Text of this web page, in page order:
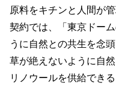
原料をキチンと人間が
契約では、「東京ドー
うに自然との共生を念
草が絶えないように自
リノウールを供給でき